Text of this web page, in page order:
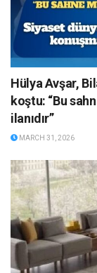
Hülya Avşar,
koştu: “Bu
ilanıdır”
MARCH 31, 2026